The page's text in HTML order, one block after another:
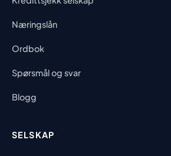
Næringslån
Ordbok
Spørsmål og svar
Blogg
SELSKAP